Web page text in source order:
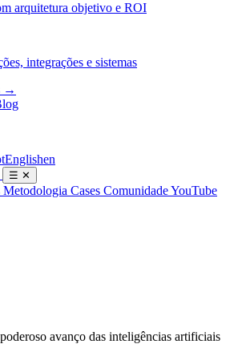
arquitetura objetivo e ROI
integrações e sistemas
→
Englishen
☰ ✕
Metodologia Cases ComunidadeYouTube
avanço das inteligências artificiais